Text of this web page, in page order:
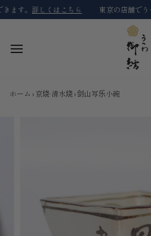
コ
ン
す。詳しくはこちら 東京の店舗でうつ
ホーム ›京烧·清水烧›剑山写乐小碗